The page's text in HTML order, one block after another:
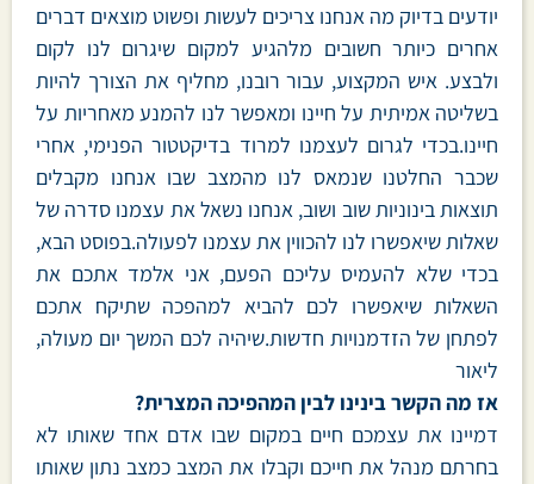
יודעים בדיוק מה אנחנו צריכים לעשות ופשוט מוצאים דברים
אחרים כיותר חשובים מלהגיע למקום שיגרום לנו לקום
ולבצע. איש המקצוע, עבור רובנו, מחליף את הצורך להיות
בשליטה אמיתית על חיינו ומאפשר לנו להמנע מאחריות על
חיינו.בכדי לגרום לעצמנו למרוד בדיקטטור הפנימי, אחרי
שכבר החלטנו שנמאס לנו מהמצב שבו אנחנו מקבלים
תוצאות בינוניות שוב ושוב, אנחנו נשאל את עצמנו סדרה של
שאלות שיאפשרו לנו להכווין את עצמנו לפעולה.בפוסט הבא,
בכדי שלא להעמיס עליכם הפעם, אני אלמד אתכם את
השאלות שיאפשרו לכם להביא למהפכה שתיקח אתכם
לפתחן של הזדמנויות חדשות.שיהיה לכם המשך יום מעולה,
ליאור
אז מה הקשר בינינו לבין המהפיכה המצרית?
דמיינו את עצמכם חיים במקום שבו אדם אחד שאותו לא
בחרתם מנהל את חייכם וקבלו את המצב כמצב נתון שאותו